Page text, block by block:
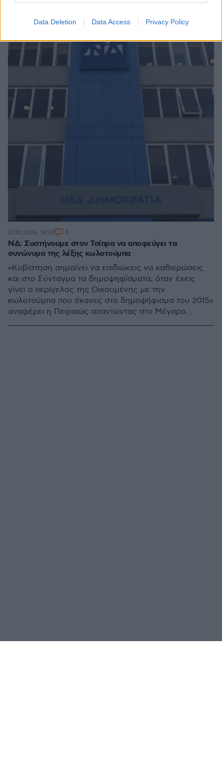
Data Deletion Data Access Privacy Policy
ΝΔ: Συστήνουμε στον Τσίπρα να αποφεύγει τα
συνώνυμα της λέξης κωλοτούμπα
«Κυβίστηση σημαίνει να επιδιώκεις να καθιερώσεις
και στο Σύνταγμα τα δημοψηφίσματα, όταν έχεις
γίνει ο περίγελος της Οικουμένης με την
κωλοτούμπα που έκανες στο δημοψήφισμα του 2015»
αναφέρει η Πειραιώς απαντώντας στο Μέγαρο
31.10.2018, 19:20 4